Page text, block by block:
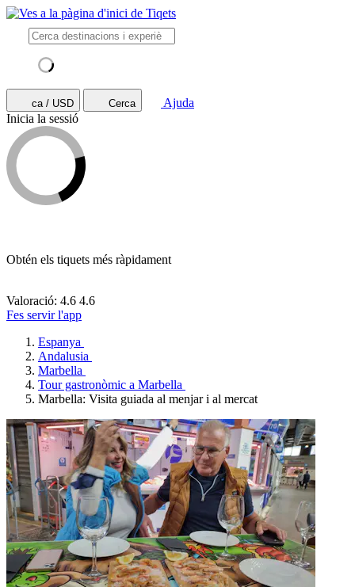
ca / USD Cerca
Ajuda
Inicia la sessió
Obtén els tiquets més ràpidament
Valoració: 4.6 4.6
Fes servir l'app
Espanya
Andalusia
Marbella
Tour gastronòmic a Marbella
Marbella: Visita guiada al menjar i al mercat